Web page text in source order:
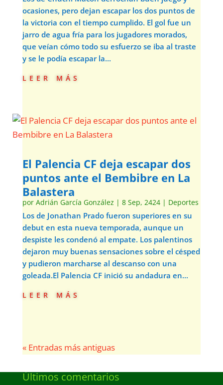
ocasiones, pero dejan escapar los dos puntos de
la victoria con el tiempo cumplido. El gol fue un
jarro de agua fría para los jugadores morados,
que veían cómo todo su esfuerzo se iba al traste
y se le podía escapar la...
leer más
El Palencia CF deja escapar dos
puntos ante el Bembibre en La
Balastera
por Adrián García González | 8 Sep, 2424| Deportes
Los de Jonathan Prado fueron superiores en su
debut en esta nueva temporada, aunque un
despiste les condenó al empate. Los palentinos
dejaron muy buenas sensaciones sobre el césped
y pudieron marcharse al descanso con una
goleada.El Palencia CF inició su andadura en...
leer más
« Entradas más antiguas
Últimos comentarios